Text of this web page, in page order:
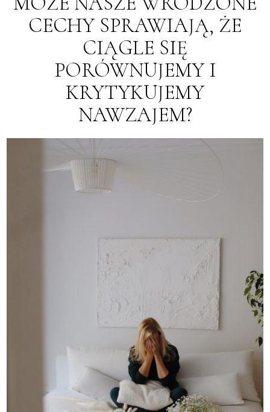
CECHY SPRAWIAJĄ, ŻE
CIĄGLE SIĘ
PORÓWNUJEMY I
KRYTYKUJEMY
NAWZAJEM?